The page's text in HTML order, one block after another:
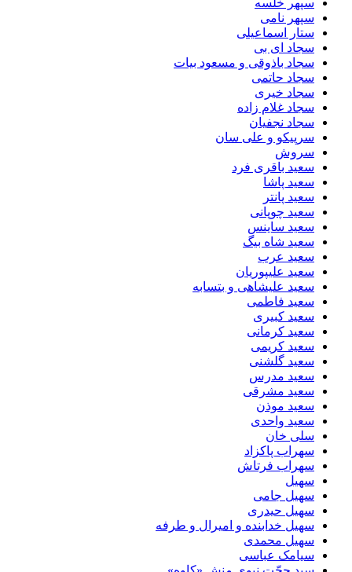
سپهر نامی
ستار اسماعیلی
سجاد ای بی
سجاد باذوقی و مسعود بیات
سجاد حاتمی
سجاد خیری
سجاد غلام زاده
سجاد نجفیان
سرپیکو و علی سان
سروش
سعید باقری فرد
سعید پاشا
سعید پانتر
سعید چوپانی
سعید ساینس
سعید شاه بیگ
سعید عرب
سعید علیپوریان
سعید علیشاهی و بتسابه
سعید فاطمی
سعید کبیری
سعید کرمانی
سعید کریمی
سعید گلشنی
سعید مدرس
سعید مشرقی
سعید موذن
سعید واحدی
سلی خان
سهراب پاکزاد
سهراب فرتاش
سهیل
سهیل جامی
سهیل حیدری
سهیل خدابنده و امیرال و طرفه
سهیل محمدی
سیامک عباسی